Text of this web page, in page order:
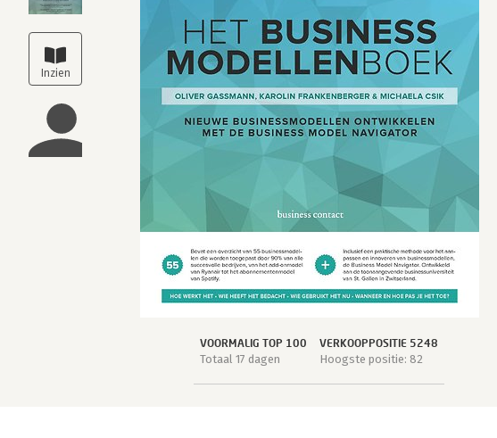
VOORMALIG TOP 100
Totaal 17 dagen
VERKOOPPOSITIE 5248
Hoogste positie: 82